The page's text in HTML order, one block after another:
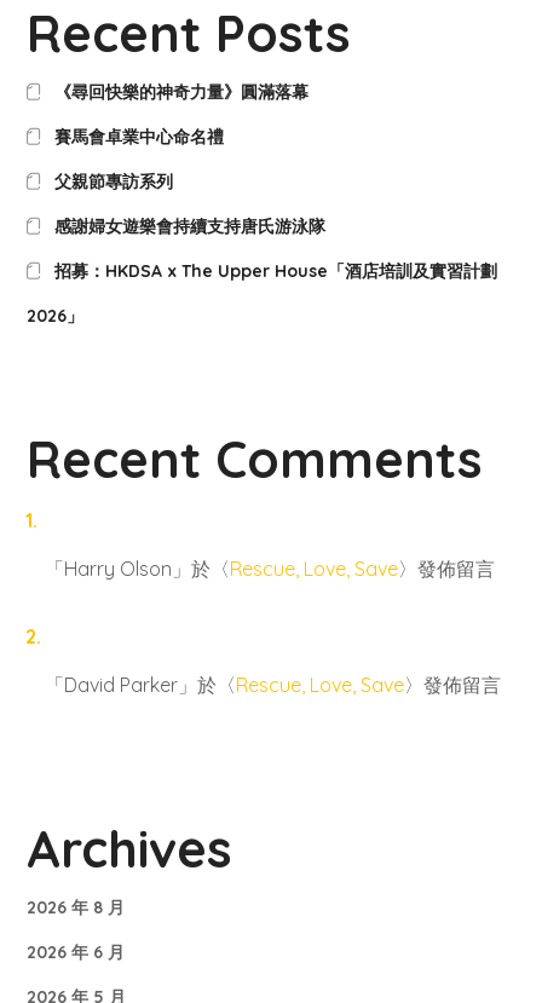
Recent Posts
《尋回快樂的神奇力量》圓滿落幕
賽馬會卓業中心命名禮
父親節專訪系列
感謝婦女遊樂會持續支持唐氏游泳隊
招募：HKDSA x The Upper House「酒店培訓及實習計劃
2026」
Recent Comments
「Harry Olson 」於〈Rescue, Love, Save〉發佈留言
「David Parker」於〈Rescue, Love, Save〉發佈留言
Archives
2026 年 8 月
2026 年 6 月
2026 年 5 月